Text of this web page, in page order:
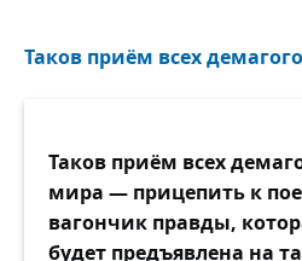
Таков приём всех
Таков приём всех
мира — прицепить к
вагончик правды,
будет предъявлена на